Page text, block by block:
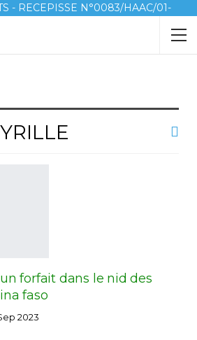
- RECEPISSE N°0083/HAAC/01-
forfait dans le nid des
faso
2023